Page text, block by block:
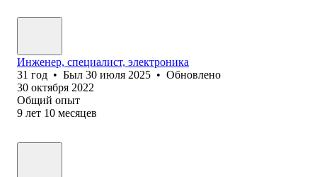
Инженер, специалист, электроника
31 год • Был 30 июля 2025 • Обновлено
30 октября 2022
Общий опыт
9 лет 10 месяцев